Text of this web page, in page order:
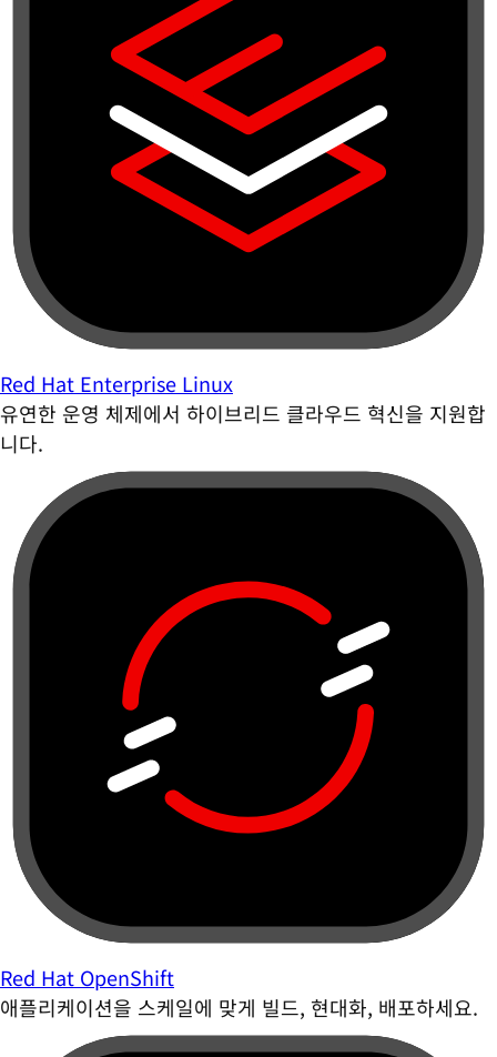
Red Hat Enterprise Linux
유연한 운영 체제에서 하이브리드 클라우드 혁신을 지원합
니다.
Red Hat OpenShift
애플리케이션을 스케일에 맞게 빌드, 현대화, 배포하세요.